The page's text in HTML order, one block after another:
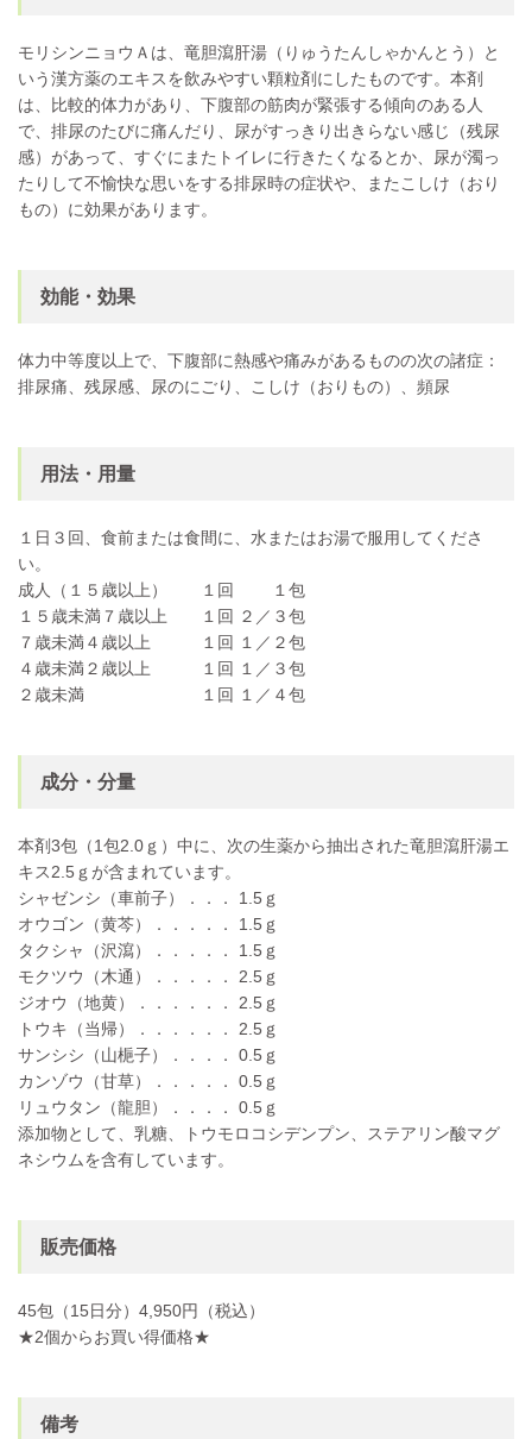
モリシンニョウＡは、竜胆瀉肝湯（りゅうたんしゃかんとう）と
いう漢方薬のエキスを飲みやすい顆粒剤にしたものです。本剤
は、比較的体力があり、下腹部の筋肉が緊張する傾向のある人
で、排尿のたびに痛んだり、尿がすっきり出きらない感じ（残尿
感）があって、すぐにまたトイレに行きたくなるとか、尿が濁っ
たりして不愉快な思いをする排尿時の症状や、またこしけ（おり
もの）に効果があります。
効能・効果
体力中等度以上で、下腹部に熱感や痛みがあるものの次の諸症：
排尿痛、残尿感、尿のにごり、こしけ（おりもの）、頻尿
用法・用量
１日３回、食前または食間に、水またはお湯で服用してくださ
い。
成人（１５歳以上） １回 １包
１５歳未満７歳以上 １回 ２／３包
７歳未満４歳以上 １回 １／２包
４歳未満２歳以上 １回 １／３包
２歳未満 １回 １／４包
成分・分量
本剤3包（1包2.0ｇ）中に、次の生薬から抽出された竜胆瀉肝湯エ
キス2.5ｇが含まれています。
シャゼンシ（車前子）．．． 1.5ｇ
オウゴン（黄芩）．．．．． 1.5ｇ
タクシャ（沢瀉）．．．．． 1.5ｇ
モクツウ（木通）．．．．． 2.5ｇ
ジオウ（地黄）．．．．．． 2.5ｇ
トウキ（当帰）．．．．．． 2.5ｇ
サンシシ（山梔子）．．．． 0.5ｇ
カンゾウ（甘草）．．．．． 0.5ｇ
リュウタン（龍胆）．．．． 0.5ｇ
添加物として、乳糖、トウモロコシデンプン、ステアリン酸マグ
ネシウムを含有しています。
販売価格
45包（15日分）4,950円（税込）
★2個からお買い得価格★
備考